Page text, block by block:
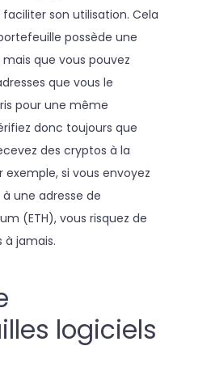
faciliter son utilisation. Cela
possède une
que vous pouvez
que vous le
pour une même
donc toujours que
des cryptos à la
exemple, si vous envoyez
une adresse de
(ETH), vous risquez de
à jamais.
logiciels